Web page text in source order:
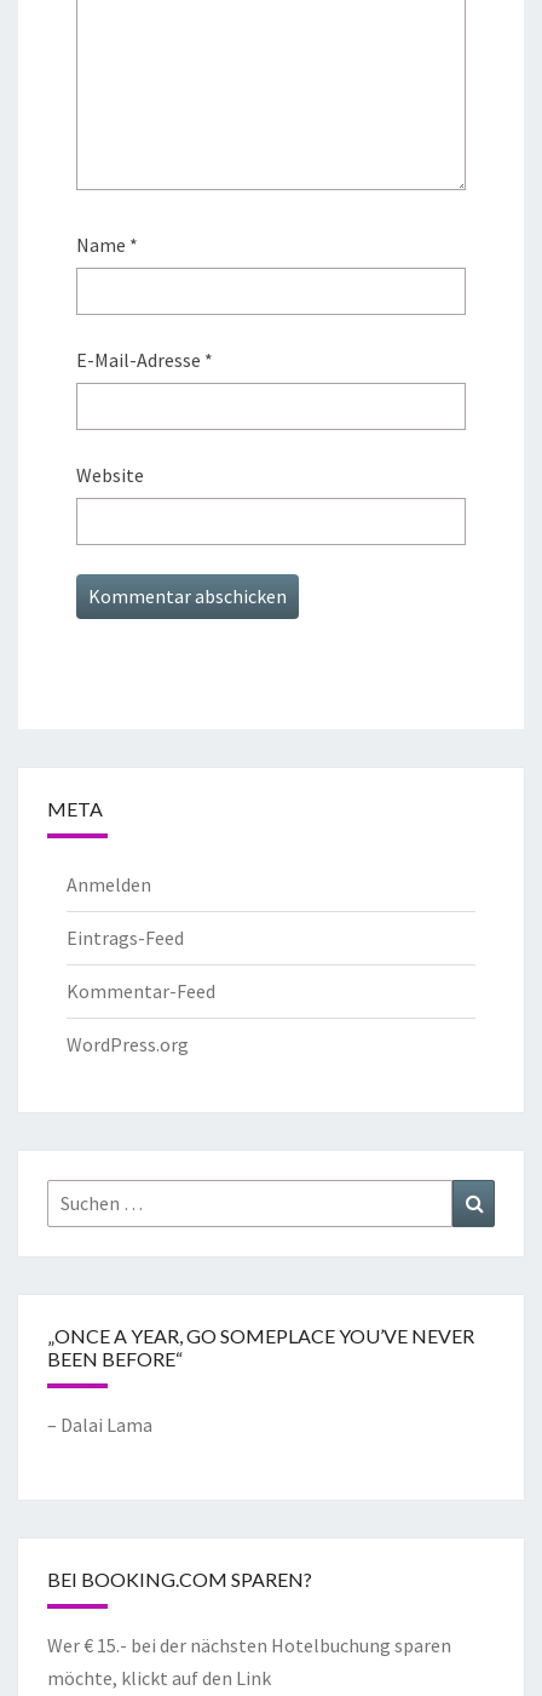
Name *
E-Mail-Adresse *
Website
META
Anmelden
Eintrags-Feed
Kommentar-Feed
WordPress.org
„ONCE A YEAR, GO SOMEPLACE YOU’VE NEVER
BEEN BEFORE“
– Dalai Lama
BEI BOOKING.COM SPAREN?
Wer € 15.- bei der nächsten Hotelbuchung sparen
möchte, klickt auf den Link